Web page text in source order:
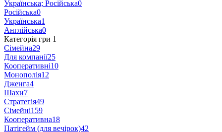
Українська; Російська0
Російська0
Українська1
Англійська0
Категорія гри 1
Сімейна29
Для компанії25
Кооперативні10
Монополія12
Дженга4
Шахи7
Стратегія49
Сімейні159
Кооперативна18
Патігейм (для вечірок)42